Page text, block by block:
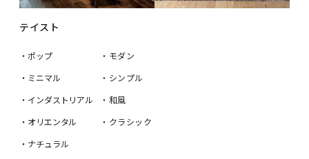
テイスト
・ポップ
・ミニマル
・インダストリアル
・オリエンタル
・ナチュラル
・モダン
・シンプル
・和風
・クラシック